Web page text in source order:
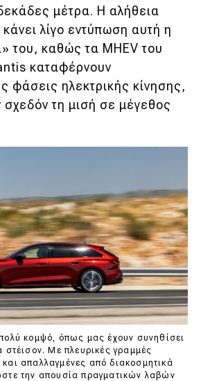
μέτρα. Η αλήθεια
κάνει λίγο εντύπωση αυτή η
του, καθώς τα MHEV του
καταφέρνουν
φάσεις ηλεκτρικής κίνησης,
σχεδόν τη μισή σε μέγεθος
κομψό, όπως μας έχουν συνηθίσει
στέισον. Με πλευρικές γραμμές
απαλλαγμένες από διακοσμητικά
την απουσία πραγματικών λαβών